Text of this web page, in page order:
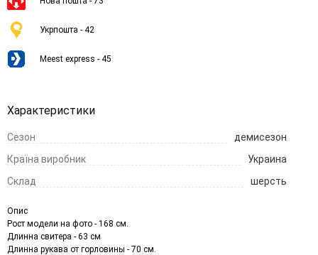
Укрпошта - 42
Meest express - 45
Характеристики
Сезон
демисезон
Країна виробник
Украина
Cклад
шерсть
Опис
Рост модели на фото - 168 см.
Длинна свитера - 63 см
Длинна рукава от горловины - 70 см.